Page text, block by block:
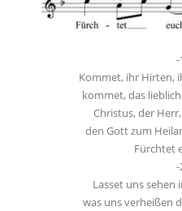
-
Kommet, ihr Hirten,
kommet, das
Christus, der
den Gott zum
Fürchtet
-
Lasset uns sehen
was uns verheißen